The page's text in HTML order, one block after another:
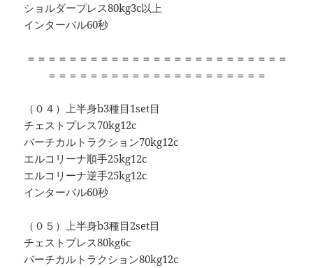
ショルダープレス80kg3c以上
インターバル60秒
＝＝＝＝＝＝＝＝＝＝＝＝＝＝＝＝＝＝＝＝＝＝＝＝＝
＝＝＝＝＝＝＝＝＝＝＝＝＝＝＝＝＝＝＝＝＝
（０４）上半身b3種目1set目
チェストプレス70kg12c
バーチカルトラクション70kg12c
エルコリーナ順手25kg12c
エルコリーナ逆手25kg12c
インターバル60秒
（０５）上半身b3種目2set目
チェストプレス80kg6c
バーチカルトラクション80kg12c